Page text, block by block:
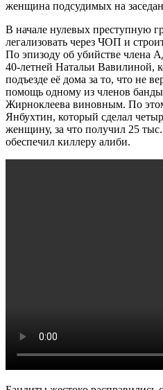
женщина подсудимых на
В начале нулевых преступную
легализовать через ЧОП и
По эпизоду об убийстве члена
40-летней Натальи Вавилиной,
подъезде её дома за то, что не
помощь одному из членов
Жирноклеева виновным. По
Янбухтин, который сделал
женщину, за что получил 25
обеспечил киллеру алиби.